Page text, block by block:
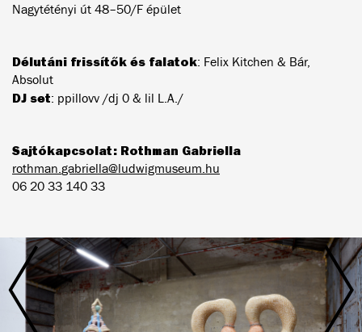
Nagytétényi út 48–50/F épület
Délutáni frissítők és falatok: Felix Kitchen & Bár,
Absolut
DJ set: ppillovv /dj 0 & lil L.A./
Sajtókapcsolat: Rothman Gabriella
rothman.gabriella@ludwigmuseum.hu
06 20 33 140 33